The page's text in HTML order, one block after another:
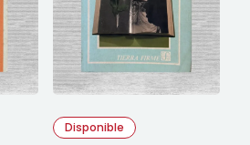
Disponible